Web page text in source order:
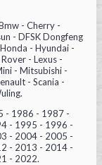
- Cherry -
- DFSK Dongfeng
- Hyundai -
- Lexus -
- Mitsubishi -
- Scania -
- 1986 - 1987 -
- 1995 - 1996 -
- 2004 - 2005 -
- 2013 - 2014 -
- 2022.